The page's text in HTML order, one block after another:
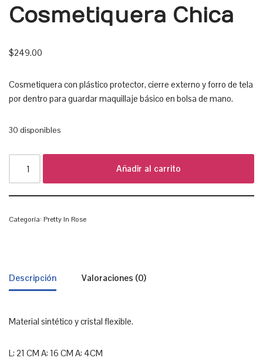
Cosmetiquera Chica
$249.00
Cosmetiquera con plástico protector, cierre externo y forro de tela
por dentro para guardar maquillaje básico en bolsa de mano.
30 disponibles
Añadir al carrito
Categoría: Pretty In Rose
Descripción Valoraciones (0)
Material sintético y cristal flexible.
L: 21 CM A: 16 CM A: 4CM